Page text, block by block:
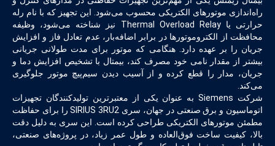
راه‌اندازی موتورهای الکتریکی محسوب می‌شود. این تجهیز که با نام رله
حرارتی یا Thermal Overload Relay نیز شناخته می‌شود، وظیفه
محافظت از الکتروموتورها در برابر اضافه‌بار، عدم تعادل فاز و افزایش
جریان را بر عهده دارد. هنگامی که موتور برای مدت طولانی جریانی
بیشتر از مقدار نامی خود مصرف کند، بیمتال با تشخیص افزایش دما و
جریان، مدار را قطع کرده و از آسیب دیدن سیم‌پیچ موتور جلوگیری
می‌کند.
شرکت Siemens به عنوان یکی از معتبرترین تولیدکنندگان تجهیزات
اتوماسیون و برق صنعتی در جهان، سری SIRIUS 3RU2 را برای حفاظت
مطمئن موتورهای الکتریکی طراحی کرده است. این سری به دلیل دقت
بالا، کیفیت ساخت فوق‌العاده و طول عمر زیاد، در پروژه‌های صنعتی،